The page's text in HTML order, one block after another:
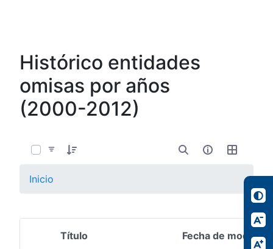
Histórico entidades
omisas por años
(2000-2012)
Inicio
Selección del elemento
Título Fecha de